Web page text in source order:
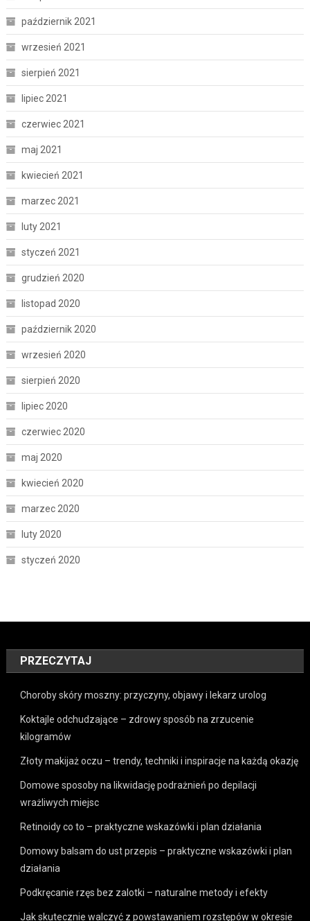
październik 2021
wrzesień 2021
sierpień 2021
lipiec 2021
czerwiec 2021
maj 2021
kwiecień 2021
marzec 2021
luty 2021
styczeń 2021
grudzień 2020
listopad 2020
październik 2020
wrzesień 2020
sierpień 2020
lipiec 2020
czerwiec 2020
maj 2020
kwiecień 2020
marzec 2020
luty 2020
styczeń 2020
PRZECZYTAJ
Choroby skóry moszny: przyczyny, objawy i lekarz urolog
Koktajle odchudzające – zdrowy sposób na zrzucenie
kilogramów
Złoty makijaż oczu – trendy, techniki i inspiracje na każdą okazję
Domowe sposoby na likwidację podrażnień po depilacji
wrażliwych miejsc
Retinoidy co to – praktyczne wskazówki i plan działania
Domowy balsam do ust przepis – praktyczne wskazówki i plan
działania
Podkręcanie rzęs bez zalotki – naturalne metody i efekty
Jak skutecznie walczyć z powstawaniem rozstępów w okresie